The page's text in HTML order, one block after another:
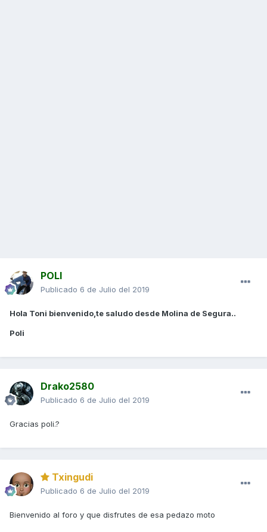
POLI
Publicado 6 de Julio del 2019
Hola Toni bienvenido,te saludo desde Molina de Segura..
Poli
Drako2580
Publicado 6 de Julio del 2019
Gracias poli.?
Txingudi
Publicado 6 de Julio del 2019
Bienvenido al foro y que disfrutes de esa pedazo moto